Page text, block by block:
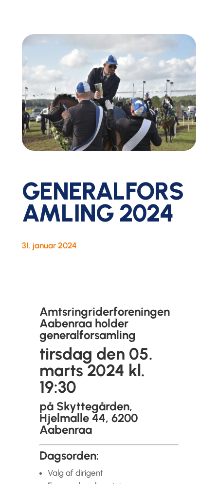
GENERALFORS
AMLING 2024
31. januar 2024
Amtsringriderforeningen
Aabenraa holder
generalforsamling
tirsdag den 05.
marts 2024 kl.
19:30
på Skyttegården,
Hjelmalle 44, 6200
Aabenraa
Dagsorden:
Valg af dirigent